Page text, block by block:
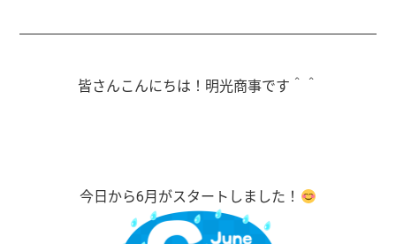
皆さんこんにちは！明光商事です＾＾
今日から6月がスタートしました！